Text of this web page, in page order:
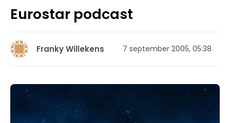
Eurostar podcast
Franky Willekens 7 september 2005, 05:38